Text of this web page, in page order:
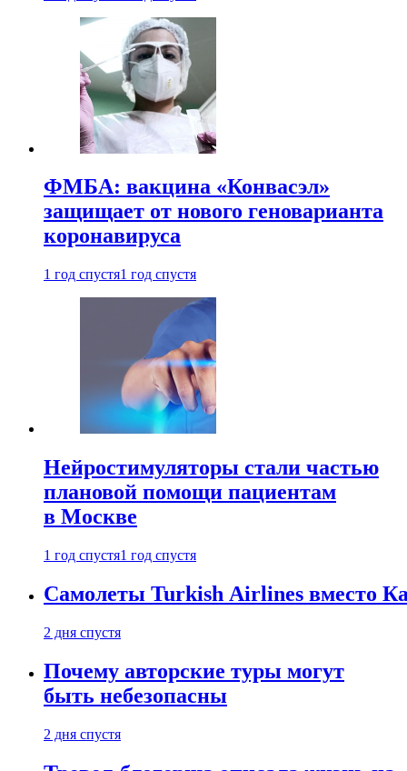
ФМБА: вакцина «Конвасэл»
защищает от нового геноварианта
коронавируса
1 год спустя1 год спустя
Нейростимуляторы стали частью
плановой помощи пациентам
в Москве
1 год спустя1 год спустя
Самолеты Turkish Airlines вместо
2 дня спустя
Почему авторские туры могут
быть небезопасны
2 дня спустя